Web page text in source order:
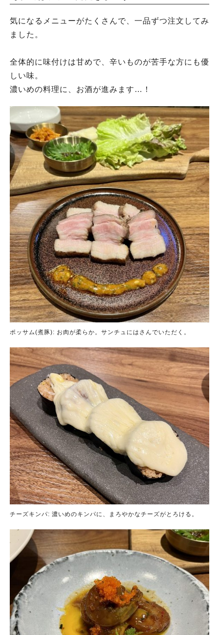
気になるメニューがたくさんで、一品ずつ注文してみ
ました。
全体的に味付けは甘めで、辛いものが苦手な方にも優
しい味。
濃いめの料理に、お酒が進みます…！
ポッサム(煮豚): お肉が柔らか。サンチュにはさんでいただく。
チーズキンパ: 濃いめのキンパに、まろやかなチーズがとろける。